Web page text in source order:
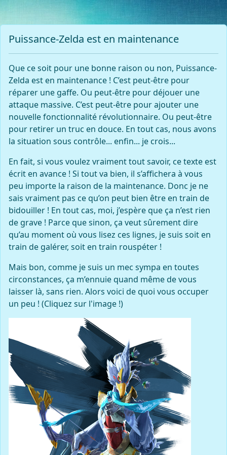
Puissance-Zelda est en maintenance
Que ce soit pour une bonne raison ou non, Puissance-
Zelda est en maintenance ! C’est peut-être pour
réparer une gaffe. Ou peut-être pour déjouer une
attaque massive. C’est peut-être pour ajouter une
nouvelle fonctionnalité révolutionnaire. Ou peut-être
pour retirer un truc en douce. En tout cas, nous avons
la situation sous contrôle... enfin... je crois...
En fait, si vous voulez vraiment tout savoir, ce texte est
écrit en avance ! Si tout va bien, il s’affichera à vous
peu importe la raison de la maintenance. Donc je ne
sais vraiment pas ce qu’on peut bien être en train de
bidouiller ! En tout cas, moi, j’espère que ça n’est rien
de grave ! Parce que sinon, ça veut sûrement dire
qu’au moment où vous lisez ces lignes, je suis soit en
train de galérer, soit en train rouspéter !
Mais bon, comme je suis un mec sympa en toutes
circonstances, ça m’ennuie quand même de vous
laisser là, sans rien. Alors voici de quoi vous occuper
un peu ! (Cliquez sur l'image !)